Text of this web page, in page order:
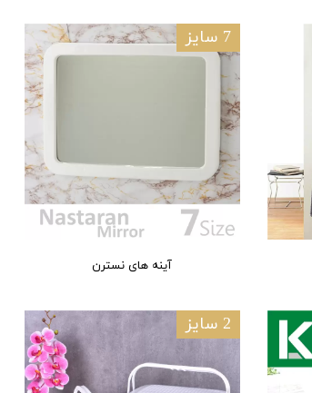
آینه های نسترن
7 سایز
2 سایز